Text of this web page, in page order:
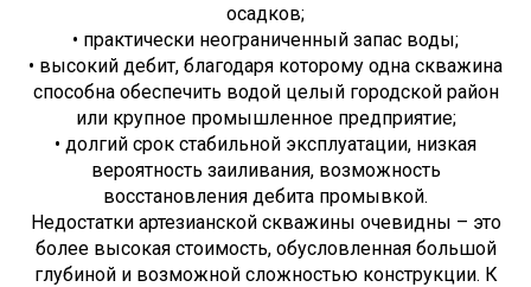
осадков;
• практически неограниченный запас воды;
• высокий дебит, благодаря которому одна скважина
способна обеспечить водой целый городской район
или крупное промышленное предприятие;
• долгий срок стабильной эксплуатации, низкая
вероятность заиливания, возможность
восстановления дебита промывкой.
Недостатки артезианской скважины очевидны – это
более высокая стоимость, обусловленная большой
глубиной и возможной сложностью конструкции. К